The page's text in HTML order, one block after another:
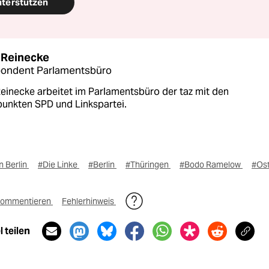
Parlamentsbüro
arbeitet im Parlamentsbüro der taz mit den
SPD und Linkspartei.
Berlin #Die Linke #Berlin #Thüringen #Bodo Ramelow
Fehlerhinweis
teilen